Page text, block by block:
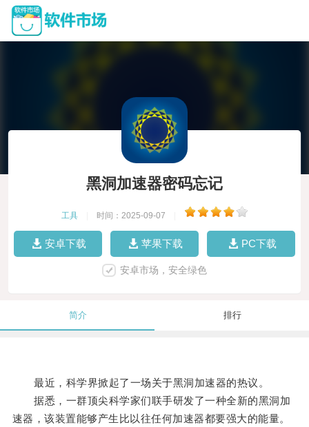
黑洞加速器密码忘记
工具 时间：2025-09-07
安卓下载 苹果下载 PC下载
安卓市场，安全绿色
简介 排行
最近，科学界掀起了一场关于黑洞加速器的热议。
据悉，一群顶尖科学家们联手研发了一种全新的黑洞加
速器，该装置能够产生比以往任何加速器都要强大的能量。